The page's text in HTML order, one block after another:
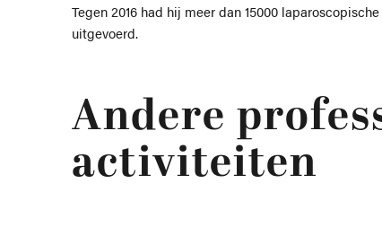
Tegen 2016 had hij meer dan 15000
uitgevoerd.
Andere
activiteiten